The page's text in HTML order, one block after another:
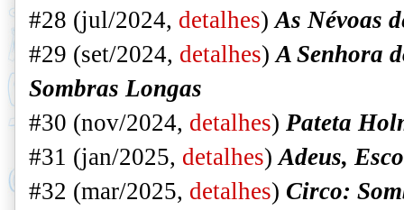
#28 (jul/2024, detalhes)As Névoas
#29 (set/2024, detalhes)A Senhora
Sombras Longas
#30 (nov/2024, detalhes) Pateta
#31 (jan/2025, detalhes)Adeus,
#32 (mar/2025, detalhes) Circo: